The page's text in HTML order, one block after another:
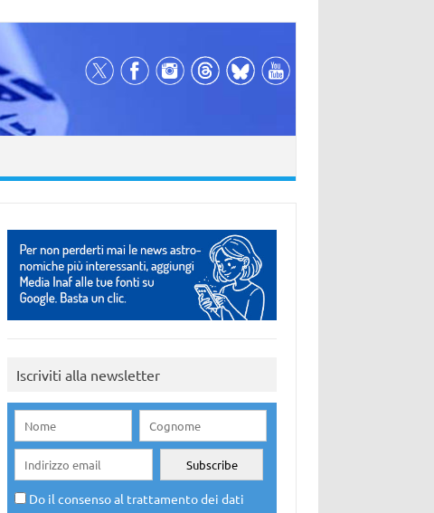
Iscriviti alla newsletter
Do il consenso al trattamento dei dati